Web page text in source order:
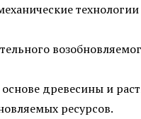
древесины и
ресурсов.